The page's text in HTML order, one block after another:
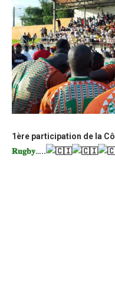
1ère participation de la
𝐑𝐮𝐠𝐛𝐲…..